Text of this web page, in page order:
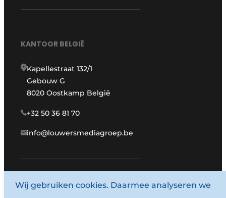
KANTOOR BELGIË
Kapellestraat 132/1
Gebouw G
8020 Oostkamp België
+32 50 36 81 70
info@louwersmediagroep.be
www.louwersmediagroep.com
Wij gebruiken cookies. Daarmee analyseren we